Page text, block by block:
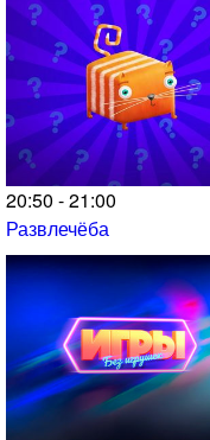
20:50 - 21:00
Развлечёба